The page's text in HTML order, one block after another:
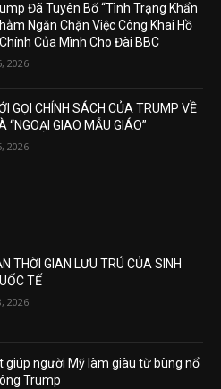
Đã Tuyên Bố “Tình Trạng Khẩn
Ngăn Chặn Việc Công Khai Hồ
Của Mình Cho Đài BBC
2026
GỌI CHÍNH SÁCH CỦA TRUMP VỀ
“NGOẠI GIAO MẪU GIÁO”
2026
THỜI GIAN LƯU TRÚ CỦA SINH
TẾ
2026
giúp người Mỹ làm giàu từ bùng nổ
Trump